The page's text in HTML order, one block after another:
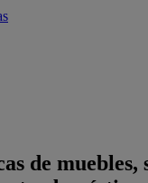
de muebles,